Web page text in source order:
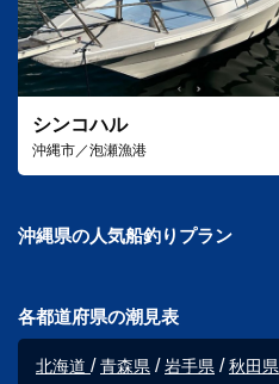
シンコハル
沖縄市／泡瀬漁港
沖縄県の人気船釣りプラン
各都道府県の潮見表
北海道 青森県 岩手県 秋田県